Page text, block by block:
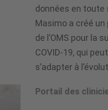
données en toute
Masimo a créé
de l’OMS pour la
COVID-19, qui
s’adapter à
Portail des